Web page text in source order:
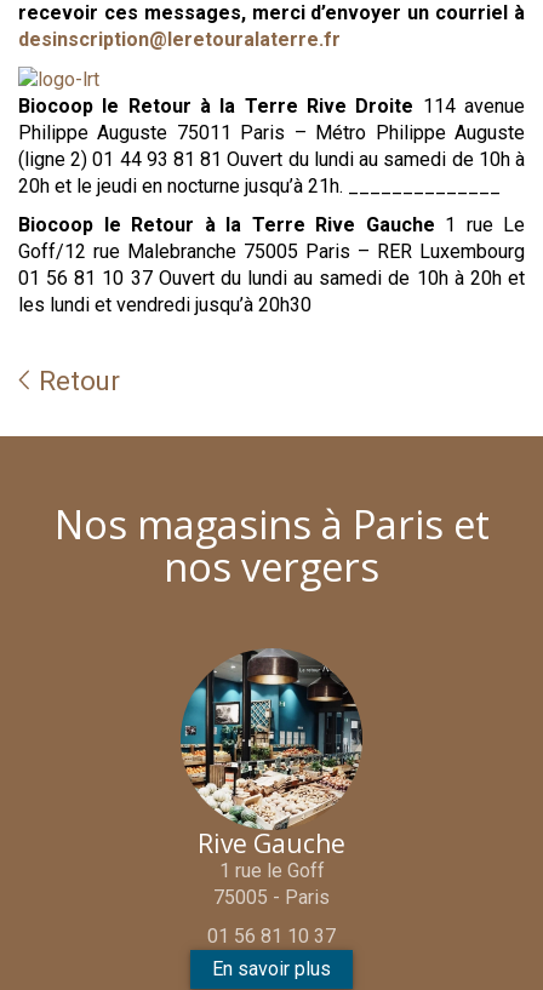
recevoir ces messages, merci d’envoyer un courriel à
desinscription@leretouralaterre.fr
Biocoop le Retour à la Terre Rive Droite 114 avenue
Philippe Auguste 75011 Paris – Métro Philippe Auguste
(ligne 2) 01 44 93 81 81 Ouvert du lundi au samedi de 10h à
20h et le jeudi en nocturne jusqu’à 21h. ______________
Biocoop le Retour à la Terre Rive Gauche 1 rue Le
Goff/12 rue Malebranche 75005 Paris – RER Luxembourg
01 56 81 10 37 Ouvert du lundi au samedi de 10h à 20h et
les lundi et vendredi jusqu’à 20h30
Retour
Nos magasins à Paris et
nos vergers
Rive Gauche
1 rue le Goff
75005 - Paris
01 56 81 10 37
En savoir plus